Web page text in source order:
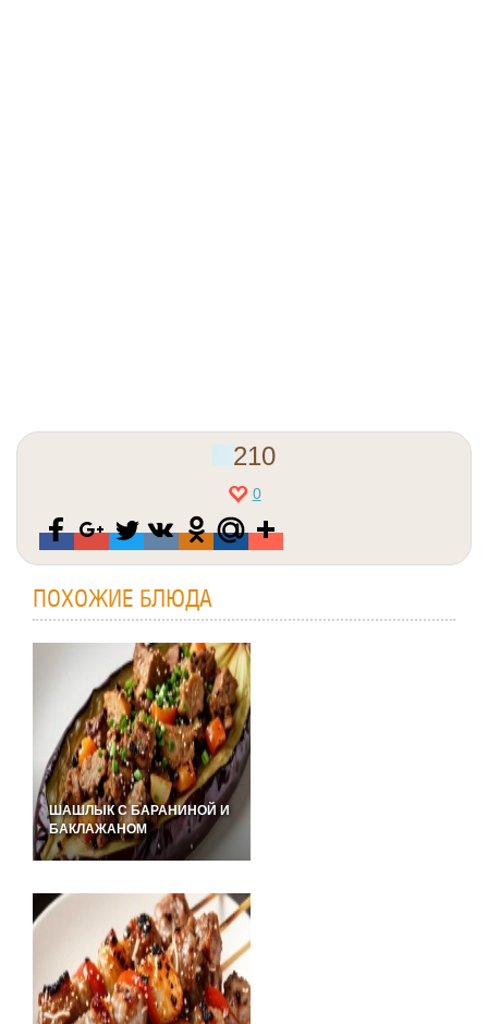
210
0
ПОХОЖИЕ БЛЮДА
ШАШЛЫК С БАРАНИНОЙ И
БАКЛАЖАНОМ